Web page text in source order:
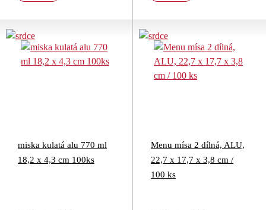
miska kulatá alu 770 ml
18,2 x 4,3 cm 100ks
Menu mísa 2 dílná, ALU,
22,7 x 17,7 x 3,8 cm /
100 ks